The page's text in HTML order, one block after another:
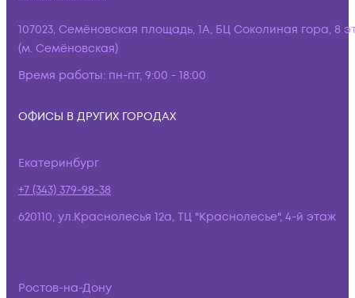
107023, Семёновская площадь, 1А, БЦ Соколиная гора, 8
(м. Семёновская)
Время работы: пн-пт, 9:00 - 18:00
ОФИСЫ В ДРУГИХ ГОРОДАХ
Екатеринбург
+7 (343) 379-98-38
620110, ул.Краснолесья 12а, ТЦ "Краснолесье", 4-й этаж
Ростов-на-Дону